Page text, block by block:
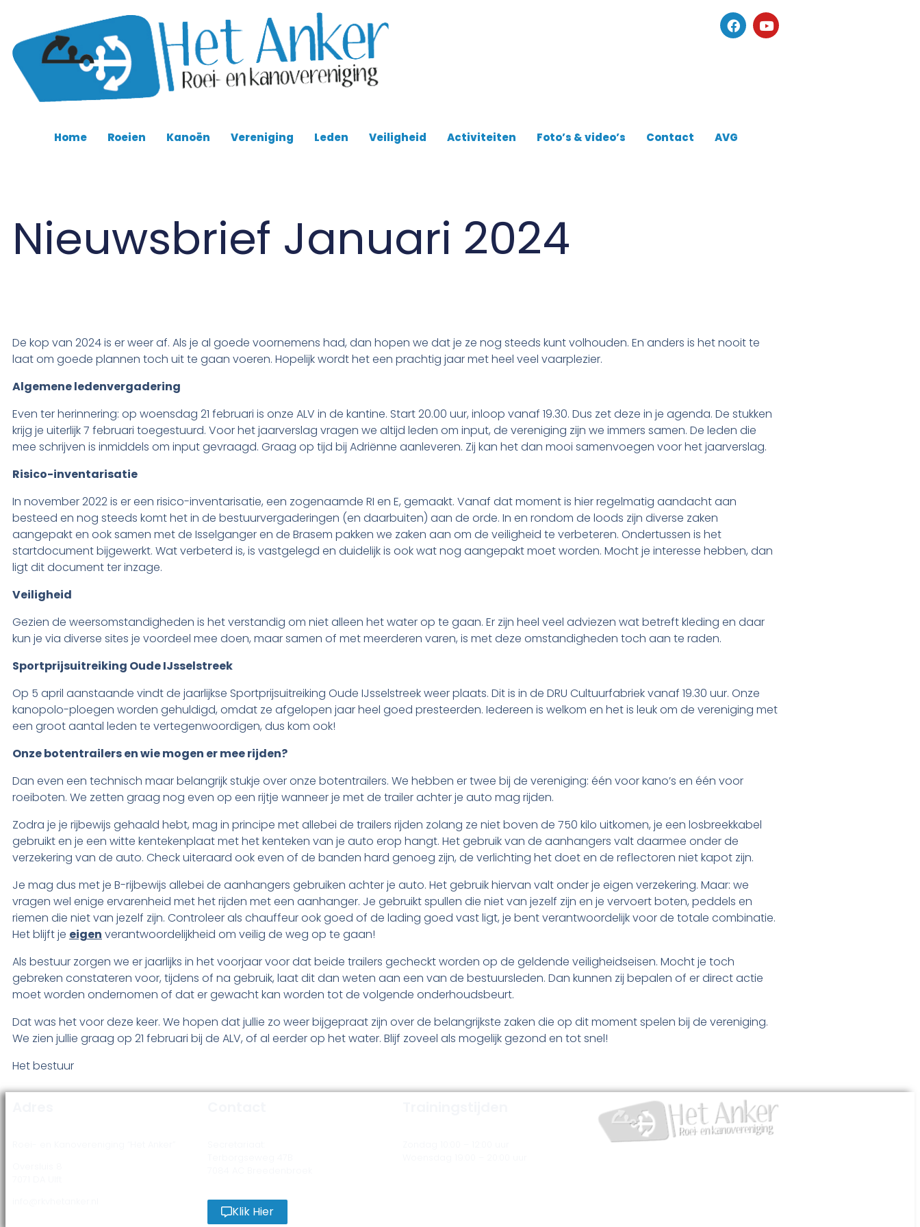
Home Roeien Kanoën Vereniging Leden Veiligheid Activiteiten Foto’s & video’s Contact AVG
Nieuwsbrief Januari 2024
De kop van 2024 is er weer af. Als je al goede voornemens had, dan hopen we dat je ze nog steeds kunt volhouden. En anders is het nooit te
laat om goede plannen toch uit te gaan voeren. Hopelijk wordt het een prachtig jaar met heel veel vaarplezier.
Algemene ledenvergadering
Even ter herinnering: op woensdag 21 februari is onze ALV in de kantine. Start 20.00 uur, inloop vanaf 19.30. Dus zet deze in je agenda. De stukken
krijg je uiterlijk 7 februari toegestuurd. Voor het jaarverslag vragen we altijd leden om input, de vereniging zijn we immers samen. De leden die
mee schrijven is inmiddels om input gevraagd. Graag op tijd bij Adriënne aanleveren. Zij kan het dan mooi samenvoegen voor het jaarverslag.
Risico-inventarisatie
In november 2022 is er een risico-inventarisatie, een zogenaamde RI en E, gemaakt. Vanaf dat moment is hier regelmatig aandacht aan
besteed en nog steeds komt het in de bestuurvergaderingen (en daarbuiten) aan de orde. In en rondom de loods zijn diverse zaken
aangepakt en ook samen met de Isselganger en de Brasem pakken we zaken aan om de veiligheid te verbeteren. Ondertussen is het
startdocument bijgewerkt. Wat verbeterd is, is vastgelegd en duidelijk is ook wat nog aangepakt moet worden. Mocht je interesse hebben, dan
ligt dit document ter inzage.
Veiligheid
Gezien de weersomstandigheden is het verstandig om niet alleen het water op te gaan. Er zijn heel veel adviezen wat betreft kleding en daar
kun je via diverse sites je voordeel mee doen, maar samen of met meerderen varen, is met deze omstandigheden toch aan te raden.
Sportprijsuitreiking Oude IJsselstreek
Op 5 april aanstaande vindt de jaarlijkse Sportprijsuitreiking Oude IJsselstreek weer plaats. Dit is in de DRU Cultuurfabriek vanaf 19.30 uur. Onze
kanopolo-ploegen worden gehuldigd, omdat ze afgelopen jaar heel goed presteerden. Iedereen is welkom en het is leuk om de vereniging met
een groot aantal leden te vertegenwoordigen, dus kom ook!
Onze botentrailers en wie mogen er mee rijden?
Dan even een technisch maar belangrijk stukje over onze botentrailers. We hebben er twee bij de vereniging: één voor kano’s en één voor
roeiboten. We zetten graag nog even op een rijtje wanneer je met de trailer achter je auto mag rijden.
Zodra je je rijbewijs gehaald hebt, mag in principe met allebei de trailers rijden zolang ze niet boven de 750 kilo uitkomen, je een losbreekkabel
gebruikt en je een witte kentekenplaat met het kenteken van je auto erop hangt. Het gebruik van de aanhangers valt daarmee onder de
verzekering van de auto. Check uiteraard ook even of de banden hard genoeg zijn, de verlichting het doet en de reflectoren niet kapot zijn.
Je mag dus met je B-rijbewijs allebei de aanhangers gebruiken achter je auto. Het gebruik hiervan valt onder je eigen verzekering. Maar: we
vragen wel enige ervarenheid met het rijden met een aanhanger. Je gebruikt spullen die niet van jezelf zijn en je vervoert boten, peddels en
riemen die niet van jezelf zijn. Controleer als chauffeur ook goed of de lading goed vast ligt, je bent verantwoordelijk voor de totale combinatie.
Het blijft je eigen verantwoordelijkheid om veilig de weg op te gaan!
Als bestuur zorgen we er jaarlijks in het voorjaar voor dat beide trailers gecheckt worden op de geldende veiligheidseisen. Mocht je toch
gebreken constateren voor, tijdens of na gebruik, laat dit dan weten aan een van de bestuursleden. Dan kunnen zij bepalen of er direct actie
moet worden ondernomen of dat er gewacht kan worden tot de volgende onderhoudsbeurt.
Dat was het voor deze keer. We hopen dat jullie zo weer bijgepraat zijn over de belangrijkste zaken die op dit moment spelen bij de vereniging.
We zien jullie graag op 21 februari bij de ALV, of al eerder op het water. Blijf zoveel als mogelijk gezond en tot snel!
Het bestuur
Klik Hier